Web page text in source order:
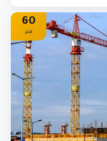
60
متر